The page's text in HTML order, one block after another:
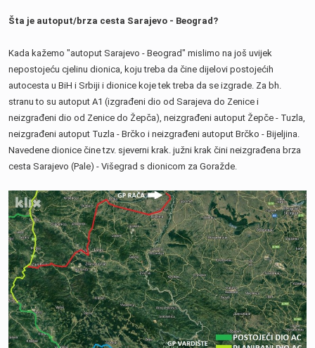
Šta je autoput/brza cesta Sarajevo - Beograd?
Kada kažemo "autoput Sarajevo - Beograd" mislimo na još uvijek
nepostojeću cjelinu dionica, koju treba da čine dijelovi postojećih
autocesta u BiH i Srbiji i dionice koje tek treba da se izgrade. Za bh.
stranu to su autoput A1 (izgrađeni dio od Sarajeva do Zenice i
neizgrađeni dio od Zenice do Žepča), neizgrađeni autoput Žepče - Tuzla,
neizgrađeni autoput Tuzla - Brčko i neizgrađeni autoput Brčko - Bijeljina.
Navedene dionice čine tzv. sjeverni krak. južni krak čini neizgrađena brza
cesta Sarajevo (Pale) - Višegrad s dionicom za Goražde.